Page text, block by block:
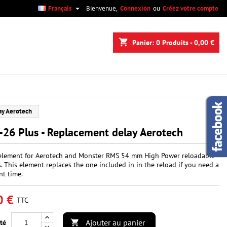
Bienvenue, Connexion ou Créez votre compte
Français 
shopping_cart Panier: 0 Produits - 0,00 €
Aerotech
26 Plus - Replacement delay Aerotech
for Aerotech and Monster RMS 54 mm High Power reloadable
This element replaces the one included in in the reload if you need a
time.
€ TTC
 Ajouter au panier